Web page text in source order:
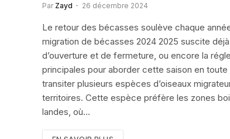
Par Zayd 26 décembre 2024
Le retour des bécasses soulève chaque
migration de bécasses 2024 2025 suscite
d’ouverture et de fermeture, ou encore la
principales pour aborder cette saison en
transiter plusieurs espèces d’oiseaux
territoires. Cette espèce préfère les zones
landes, où…